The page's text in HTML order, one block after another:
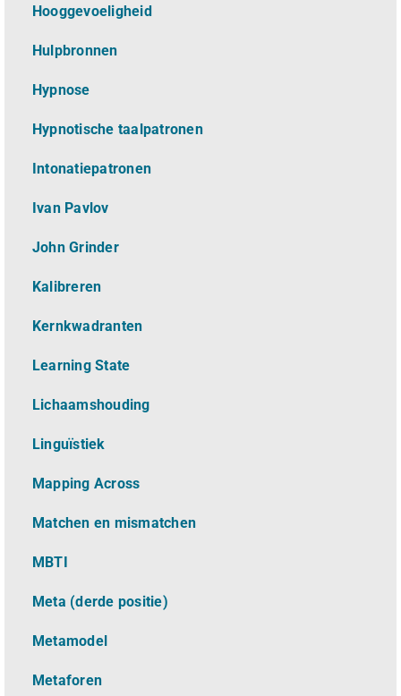
Hooggevoeligheid
Hulpbronnen
Hypnose
Hypnotische taalpatronen
Intonatiepatronen
Ivan Pavlov
John Grinder
Kalibreren
Kernkwadranten
Learning State
Lichaamshouding
Linguïstiek
Mapping Across
Matchen en mismatchen
MBTI
Meta (derde positie)
Metamodel
Metaforen